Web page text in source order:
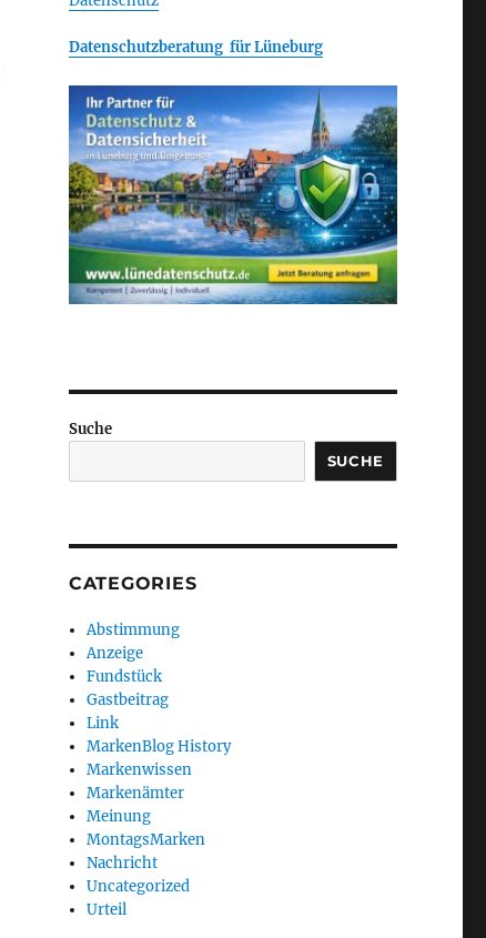
Datenschutzberatung für Lüneburg
Suche
SUCHE
CATEGORIES
Abstimmung
Anzeige
Fundstück
Gastbeitrag
Link
MarkenBlog History
Markenwissen
Markenämter
Meinung
MontagsMarken
Nachricht
Uncategorized
Urteil